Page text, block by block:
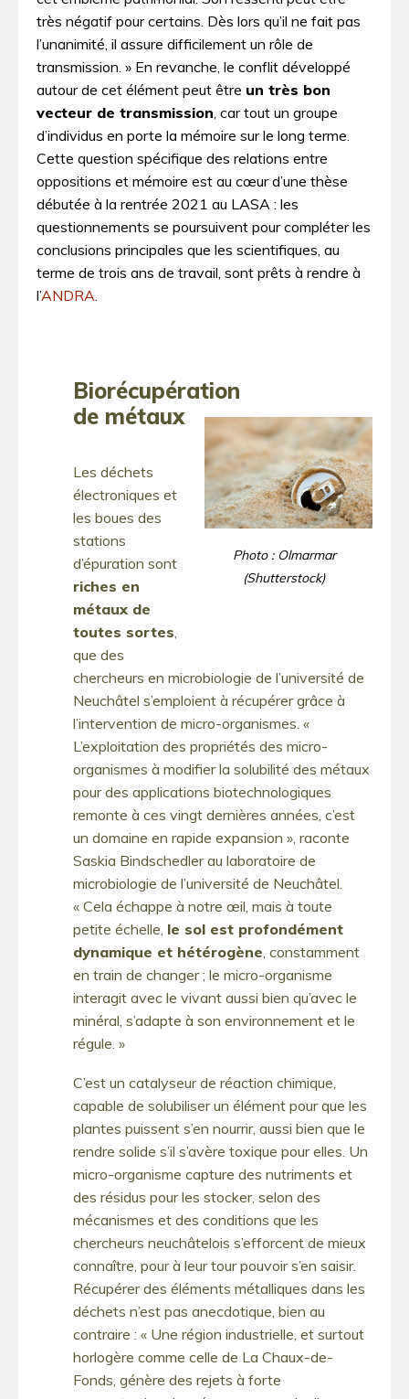
très négatif pour certains. Dès lors qu’il ne fait pas
l’unanimité, il assure difficilement un rôle de
transmission. » En revanche, le conflit développé
autour de cet élément peut être un très bon
vecteur de transmission , car tout un groupe
d’individus en porte la mémoire sur le long terme.
Cette question spécifique des relations entre
oppositions et mémoire est au cœur d’une thèse
débutée à la rentrée 2021 au LASA : les
questionnements se poursuivent pour compléter les
conclusions principales que les scientifiques, au
terme de trois ans de travail, sont prêts à rendre à
l’ANDRA
Photo : Olmarmar
(Shutterstock)
Biorécupération
de métaux
Les déchets
électroniques et
les boues des
stations
d’épuration sont
riches en
métaux de
toutes sortes
que des
chercheurs en microbiologie de l’université de
Neuchâtel s’emploient à récupérer grâce à
l’intervention de micro-organismes. «
L’exploitation des propriétés des micro-
organismes à modifier la solubilité des métaux
pour des applications biotechnologiques
remonte à ces vingt dernières années, c’est
un domaine en rapide expansion », raconte
Saskia Bindschedler au laboratoire de
microbiologie de l’université de Neuchâtel.
« Cela échappe à notre œil, mais à toute
petite échelle, le sol est profondément
dynamique et hétérogène , constamment
en train de changer ; le micro-organisme
interagit avec le vivant aussi bien qu’avec le
minéral, s’adapte à son environnement et le
régule. »
C’est un catalyseur de réaction chimique,
capable de solubiliser un élément pour que les
plantes puissent s’en nourrir, aussi bien que le
rendre solide s’il s’avère toxique pour elles. Un
micro-organisme capture des nutriments et
des résidus pour les stocker, selon des
mécanismes et des conditions que les
chercheurs neuchâtelois s’efforcent de mieux
connaître, pour à leur tour pouvoir s’en saisir.
Récupérer des éléments métalliques dans les
déchets n’est pas anecdotique, bien au
contraire : « Une région industrielle, et surtout
horlogère comme celle de La Chaux-de-
Fonds, génère des rejets à forte